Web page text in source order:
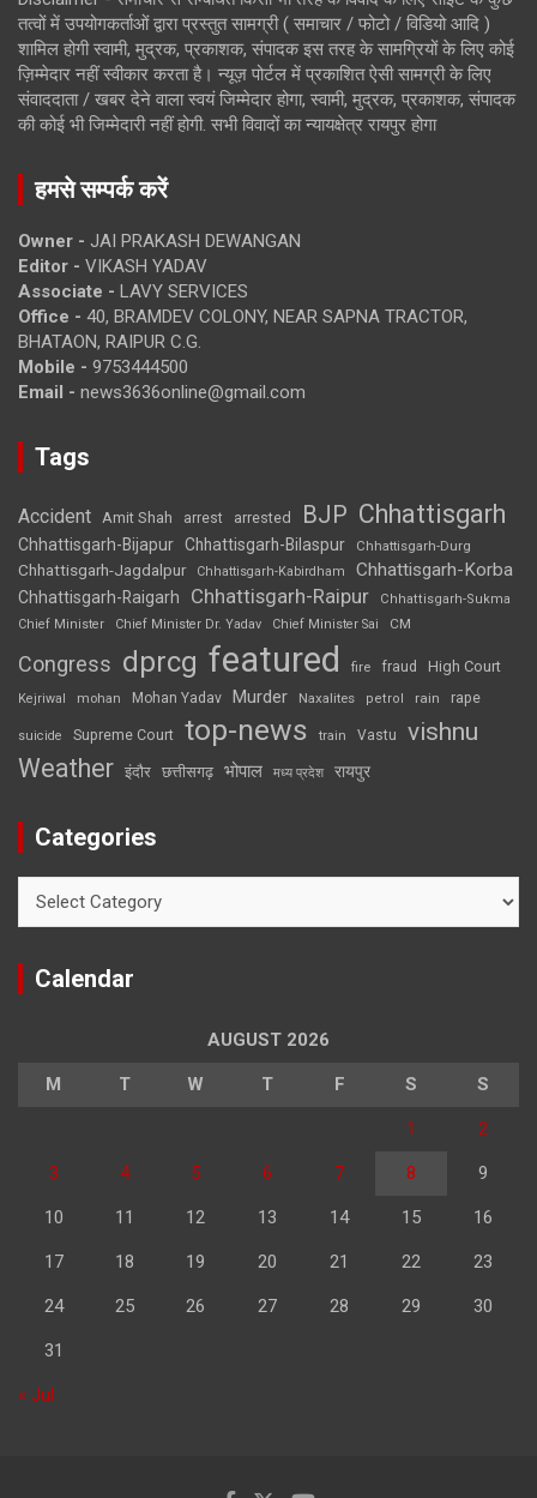
तत्वों में उपयोगकर्ताओं द्वारा प्रस्तुत सामग्री ( समाचार / फोटो / विडियो आदि )
शामिल होगी स्वामी, मुद्रक, प्रकाशक, संपादक इस तरह के सामग्रियों के लिए कोई
ज़िम्मेदार नहीं स्वीकार करता है। न्यूज़ पोर्टल में प्रकाशित ऐसी सामग्री के लिए
संवाददाता / खबर देने वाला स्वयं जिम्मेदार होगा, स्वामी, मुद्रक, प्रकाशक, संपादक
की कोई भी जिम्मेदारी नहीं होगी. सभी विवादों का न्यायक्षेत्र रायपुर होगा
हमसे सम्पर्क करें
Owner - JAI PRAKASH DEWANGAN
Editor - VIKASH YADAV
Associate - LAVY SERVICES
Office - 40, BRAMDEV COLONY, NEAR SAPNA TRACTOR,
BHATAON, RAIPUR C.G.
Mobile - 9753444500
Email - news3636online@gmail.com
Tags
Accident Amit Shah arrest arrested BJP Chhattisgarh
Chhattisgarh-Bijapur Chhattisgarh-Bilaspur Chhattisgarh-Durg
Chhattisgarh-Jagdalpur Chhattisgarh-Kabirdham Chhattisgarh-Korba
Chhattisgarh-Raigarh Chhattisgarh-Raipur
Chhattisgarh-Sukma
Chief Minister
Chief Minister Dr. Yadav Chief Minister Sai CM
Congress dprcg featured fire fraud High Court
Kejriwal mohan Mohan Yadav Murder Naxalites petrol rain rape
suicide Supreme Court top-news train Vastu vishnu
Weather इंदौर छत्तीसगढ़ भोपाल मध्य प्रदेश रायपुर
Categories
Calendar
AUGUST 2026
M T W T F S S
1 2
3 4 5 6 7 8 9
10 11 12 13 14 15 16
17 18 19 20 21 22 23
24 25 26 27 28 29 30
31
« Jul